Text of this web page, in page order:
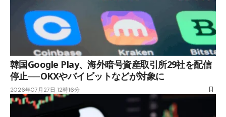
韓国Google Play、海外暗号資産取引所29社を配信
停止──OKXやバイビットなどが対象に
2026年07月27日 12時16分